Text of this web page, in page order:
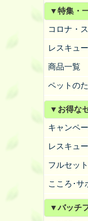
▼特集・
コロナ・
レスキュ
商品一覧
ペットの
▼お得な
キャンペ
レスキュ
フルセッ
こころ･サ
▼バッチ